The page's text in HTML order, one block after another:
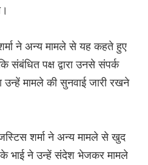
ने अन्य मामले से यह कहते हुए
पक्ष द्वारा उनसे संपर्क
मामले की सुनवाई जारी रखने
शर्मा ने अन्य मामले से खुद
भाई ने उन्हें संदेश भेजकर मामले